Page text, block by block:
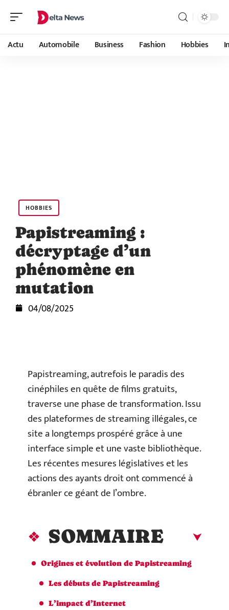
Actu Automobile Business Fashion Hobbies
HOBBIES
Papistreaming :
décryptage d’un
phénomène en
mutation
04/08/2025
Papistreaming, autrefois le paradis des
cinéphiles en quête de films gratuits,
traverse une phase de transformation. Issu
des plateformes de streaming illégales, ce
site a longtemps prospéré grâce à une
interface simple et une vaste bibliothèque.
Les récentes mesures législatives et les
actions des ayants droit ont commencé à
ébranler ce géant de l’ombre.
SOMMAIRE
Origines et évolution de Papistreaming
Les débuts de Papistreaming
L’impact d’Internet